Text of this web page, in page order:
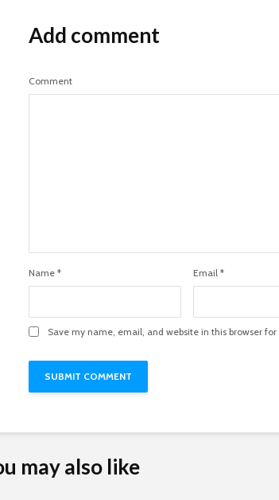
Add comment
Comment
Name * Email *
Save my name, email, and website in this browser
may also like